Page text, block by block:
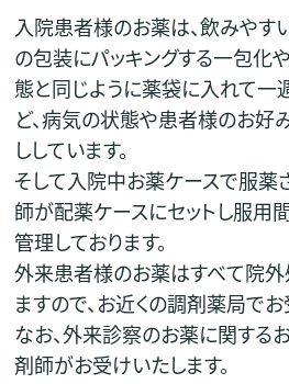
入院患者様のお薬は、飲みやす
の包装にパッキングする一包化
態と同じように薬袋に入れて一
ど、病気の状態や患者様のお
ししています。
そして入院中お薬ケースで服薬
師が配薬ケースにセットし服用
管理しております。
外来患者様のお薬はすべて院
ますので、お近くの調剤薬局で
なお、外来診察のお薬に関する
剤師がお受けいたします。